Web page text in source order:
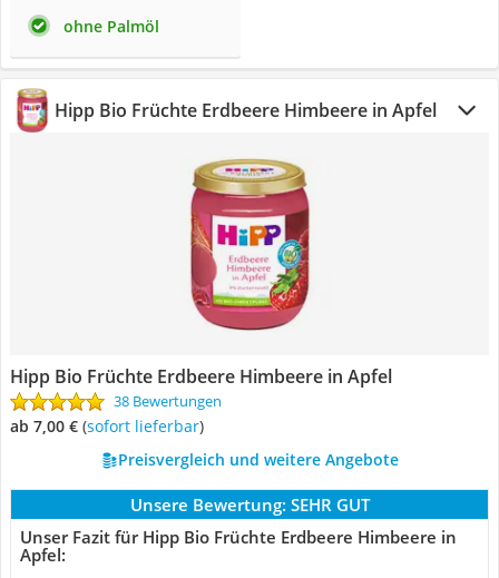
ohne Palmöl
Hipp Bio Früchte Erdbeere Himbeere in Apfel
Hipp Bio Früchte Erdbeere Himbeere in Apfel
38 Bewertungen
ab 7,00 € ( Sofort lieferbar)
Preisvergleich und weitere Angebote
Unsere Bewertung: SEHR GUT
Unser Fazit für Hipp Bio Früchte Erdbeere Himbeere in
Apfel: